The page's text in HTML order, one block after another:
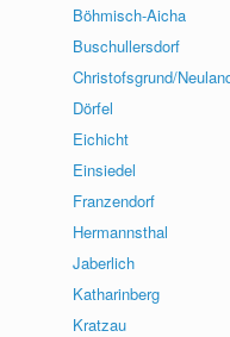
Böhmisch-Aicha
Buschullersdorf
Christofsgrund/
Dörfel
Eichicht
Einsiedel
Franzendorf
Hermannsthal
Jaberlich
Katharinberg
Kratzau